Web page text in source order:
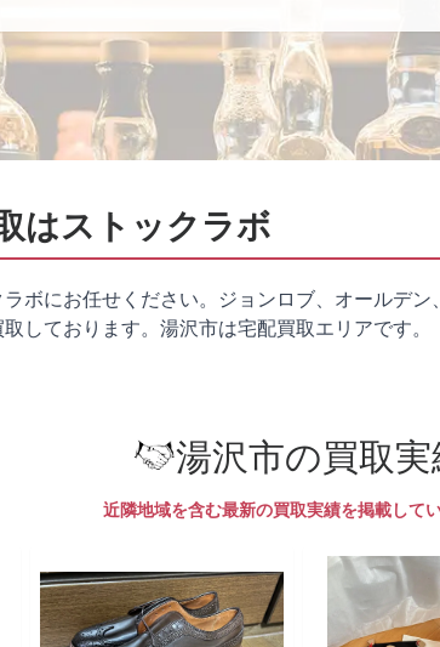
はストックラボ
ボにお任せください。ジョンロブ、オールデ
しております。湯沢市は宅配買取エリアです。
湯沢市の買取実
近隣地域を含む最新の買取実績を掲載して